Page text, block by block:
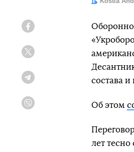
состава и
Об этом
лет